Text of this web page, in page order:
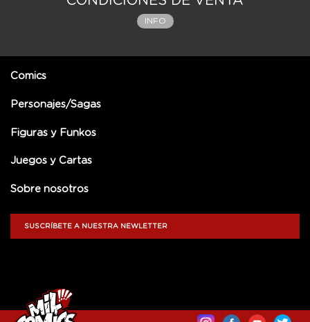
INFO
Comics
Personajes/Sagas
Figuras y Funkos
Juegos y Cartas
Sobre nosotros
SUSCRÍBETE A NUESTRA NEWLETTER